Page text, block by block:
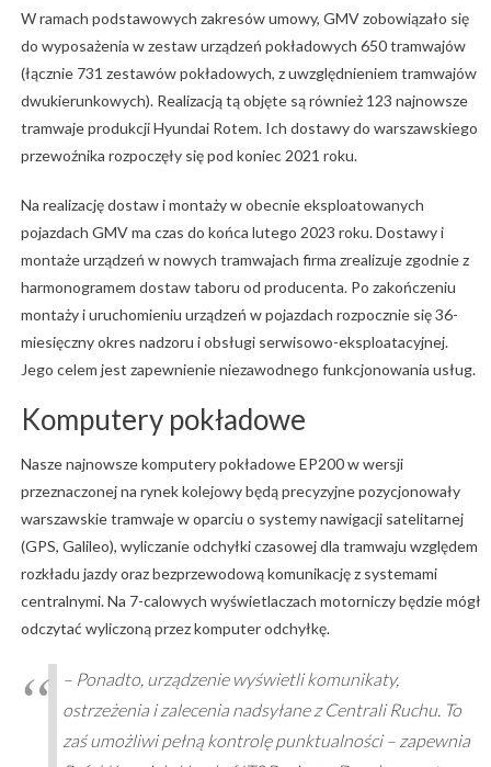
W ramach podstawowych zakresów umowy, GMV zobowiązało się
do wyposażenia w zestaw urządzeń pokładowych 650 tramwajów
(łącznie 731 zestawów pokładowych, z uwzględnieniem tramwajów
dwukierunkowych). Realizacją tą objęte są również 123 najnowsze
tramwaje produkcji Hyundai Rotem. Ich dostawy do warszawskiego
przewoźnika rozpoczęły się pod koniec 2021 roku.
Na realizację dostaw i montaży w obecnie eksploatowanych
pojazdach GMV ma czas do końca lutego 2023 roku. Dostawy i
montaże urządzeń w nowych tramwajach firma zrealizuje zgodnie z
harmonogramem dostaw taboru od producenta. Po zakończeniu
montaży i uruchomieniu urządzeń w pojazdach rozpocznie się 36-
miesięczny okres nadzoru i obsługi serwisowo-eksploatacyjnej.
Jego celem jest zapewnienie niezawodnego funkcjonowania usług.
Komputery pokładowe
Nasze najnowsze komputery pokładowe EP200 w wersji
przeznaczonej na rynek kolejowy będą precyzyjne pozycjonowały
warszawskie tramwaje w oparciu o systemy nawigacji satelitarnej
(GPS, Galileo), wyliczanie odchyłki czasowej dla tramwaju względem
rozkładu jazdy oraz bezprzewodową komunikację z systemami
centralnymi. Na 7-calowych wyświetlaczach motorniczy będzie mógł
odczytać wyliczoną przez komputer odchyłkę.
– Ponadto, urządzenie wyświetli komunikaty,
ostrzeżenia i zalecenia nadsyłane z Centrali Ruchu. To
zaś umożliwi pełną kontrolę punktualności – zapewnia